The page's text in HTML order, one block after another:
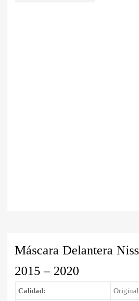
Máscara Delantera
2015 – 2020
Calidad: Original